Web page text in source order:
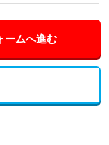
ームへ進む